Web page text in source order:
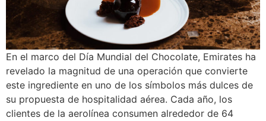
En el marco del Día Mundial del Chocolate, Emirates ha
revelado la magnitud de una operación que convierte
este ingrediente en uno de los símbolos más dulces de
su propuesta de hospitalidad aérea. Cada año, los
clientes de la aerolínea consumen alrededor de 64